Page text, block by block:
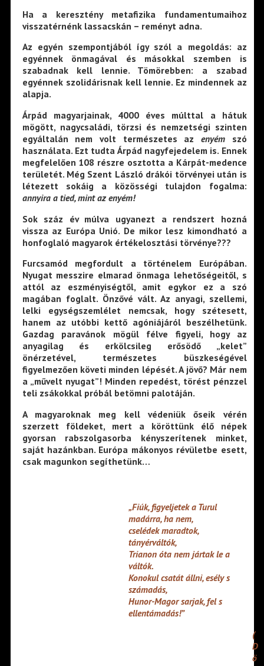
Ha a keresztény metafizika fundamentumaihoz
visszatérnénk lassacskán – reményt adna.
Az egyén szempontjából így szól a megoldás: az
egyénnek önmagával és másokkal szemben is
szabadnak kell lennie. Tömörebben: a szabad
egyénnek szolidárisnak kell lennie. Ez mindennek az
alapja.
Árpád magyarjainak, 4000 éves múlttal a hátuk
mögött, nagycsaládi, törzsi és nemzetségi szinten
egyáltalán nem volt természetes azenyém szó
használata. Ezt tudta Árpád nagyfejedelem is. Ennek
megfelelően 108 részre osztotta a Kárpát-medence
területét. Még Szent László drákói törvényei után is
létezett sokáig a közösségi tulajdon fogalma:
annyira a tied, mint az enyém!
Sok száz év múlva ugyanezt a rendszert hozná
vissza az Európa Unió. De mikor lesz kimondható a
honfoglaló magyarok értékelosztási törvénye???
Furcsamód megfordult a történelem Európában.
Nyugat messzire elmarad önmaga lehetőségeitől, s
attól az eszményiségtől, amit egykor ez a szó
magában foglalt. Önzővé vált. Az anyagi, szellemi,
lelki egységszemlélet nemcsak, hogy szétesett,
hanem az utóbbi kettő agóniájáról beszélhetünk.
Gazdag paravánok mögül félve figyeli, hogy az
anyagilag és erkölcsileg erősödő „kelet”
önérzetével, természetes büszkeségével
figyelmezően követi minden lépését. A jövő? Már nem
a „művelt nyugat”! Minden repedést, törést pénzzel
teli zsákokkal próbál betömni palotáján.
A magyaroknak meg kell védeniük őseik vérén
szerzett földeket, mert a köröttünk élő népek
gyorsan rabszolgasorba kényszerítenek minket,
saját hazánkban. Európa mákonyos révületbe esett,
csak magunkon segíthetünk…
„Fiúk, figyeljetek a Turul
madárra, ha nem,
cselédek maradtok,
tányérváltók,
Trianon óta nem jártak le a
váltók.
Konokul csatát állni, esély s
számadás,
Hunor-Magor sarjak, fel s
ellentámadás!”
(
D
ö